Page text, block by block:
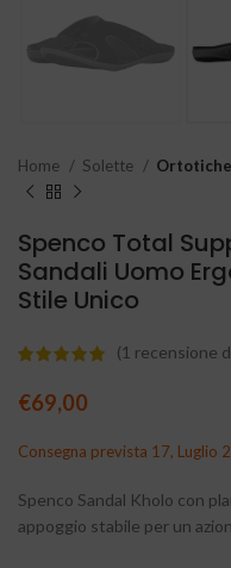
Home Solette Ortotiche
Spenco Total
Sandali Uomo
Stile Unico
(1 recensione
€69,00
Consegna prevista 17, Luglio
Spenco Sandal Kholo con
appoggio stabile per un